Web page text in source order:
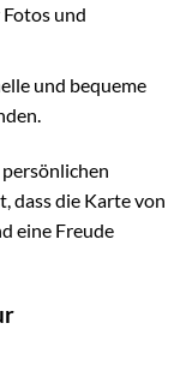
und
und bequeme
dass die Karte von
eine Freude